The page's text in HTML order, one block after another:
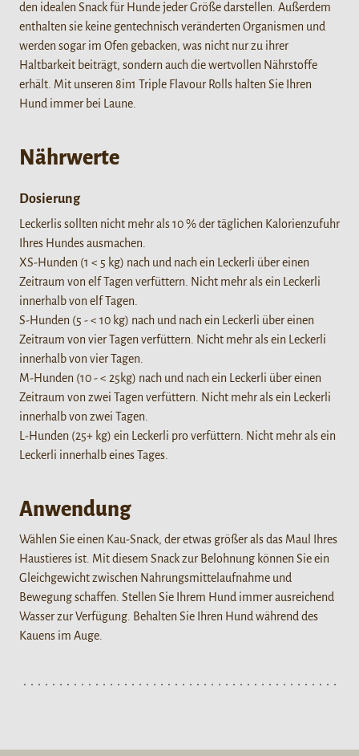
den idealen Snack für Hunde jeder Größe darstellen. Außerdem
enthalten sie keine gentechnisch veränderten Organismen und
werden sogar im Ofen gebacken, was nicht nur zu ihrer
Haltbarkeit beiträgt, sondern auch die wertvollen Nährstoffe
erhält. Mit unseren 8in1 Triple Flavour Rolls halten Sie Ihren
Hund immer bei Laune.
Nährwerte
Dosierung
Leckerlis sollten nicht mehr als 10 % der täglichen Kalorienzufuhr
Ihres Hundes ausmachen.
XS-Hunden (1 < 5 kg) nach und nach ein Leckerli über einen
Zeitraum von elf Tagen verfüttern. Nicht mehr als ein Leckerli
innerhalb von elf Tagen.
S-Hunden (5 - < 10 kg) nach und nach ein Leckerli über einen
Zeitraum von vier Tagen verfüttern. Nicht mehr als ein Leckerli
innerhalb von vier Tagen.
M-Hunden (10 - < 25kg) nach und nach ein Leckerli über einen
Zeitraum von zwei Tagen verfüttern. Nicht mehr als ein Leckerli
innerhalb von zwei Tagen.
L-Hunden (25+ kg) ein Leckerli pro verfüttern. Nicht mehr als ein
Leckerli innerhalb eines Tages.
Anwendung
Wählen Sie einen Kau-Snack, der etwas größer als das Maul Ihres
Haustieres ist. Mit diesem Snack zur Belohnung können Sie ein
Gleichgewicht zwischen Nahrungsmittelaufnahme und
Bewegung schaffen. Stellen Sie Ihrem Hund immer ausreichend
Wasser zur Verfügung. Behalten Sie Ihren Hund während des
Kauens im Auge.